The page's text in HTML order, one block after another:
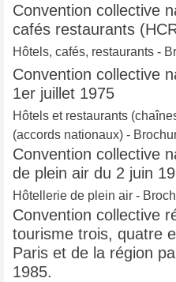
Convention collective
cafés restaurants
Hôtels, cafés, restaurants -
Convention collective
1er juillet 1975
Hôtels et restaurants
(accords nationaux) -
Convention collective
de plein air du 2 juin
Hôtellerie de plein air -
Convention collective
tourisme trois, quatre
Paris et de la région
1985.